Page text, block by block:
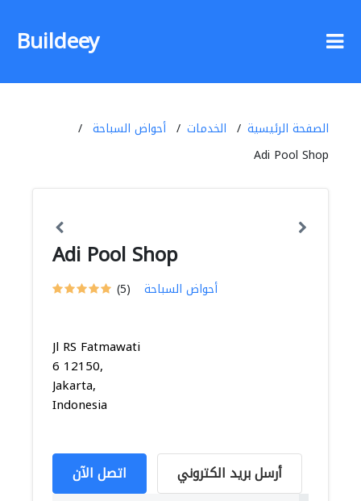
Buildeey
الصفحة الرئيسية الخدمات
أحواض السباحة
Adi Pool Shop
Adi Pool Shop
(5) أحواض السباحة
Jl RS Fatmawati
6 12150,
Jakarta,
Indonesia
اتصل الآن أرسل بريد الكتروني